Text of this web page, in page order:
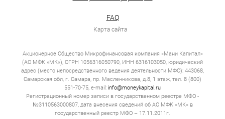
чтобы покрыть непредвиденные расходы, оплатить
обучение или решить другие крупные задачи.
получить предварительное решение за 10–15 минут.
Затем останется только приехать на экспертизу. Это
занимает не более часа. Можно также договориться о
выезде эксперта на дом.
Деньги по займу переводят на карту, отправляют
электронным переводом или выдают наличными в
FAQ
Карта сайта
Акционерное Общество Микрофинансовая компания «Мани Капитал»
(АО МФК «МК»), ОГРН 1056316050790, ИНН 6316103050, юридический
адрес (место непосредственного ведения деятельности МФО): 443068,
Самарская обл, г. Самара, пр. Масленникова, д.8, 1 этаж, тел. 8 (800)
551-70-75, e-mail: info@moneykapital.ru
Регистрационный номер записи в государственном реестре МФО -
№3110563000807, дата внесения сведений об АО МФК «МК» в
государственный реестр МФО – 17.11.2011г.